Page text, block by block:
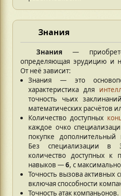
Знания
Знания —
определяющая эрудицию и
От неё зависит:
Знания — это
характеристика для
точность чьих
математических расчётов
Количество доступных
каждое очко
покупке дополнительный
Без специализации в
количество доступных к
навыков —6, с
Точность вызова активных
включая способности
Точность атак компаньонов.